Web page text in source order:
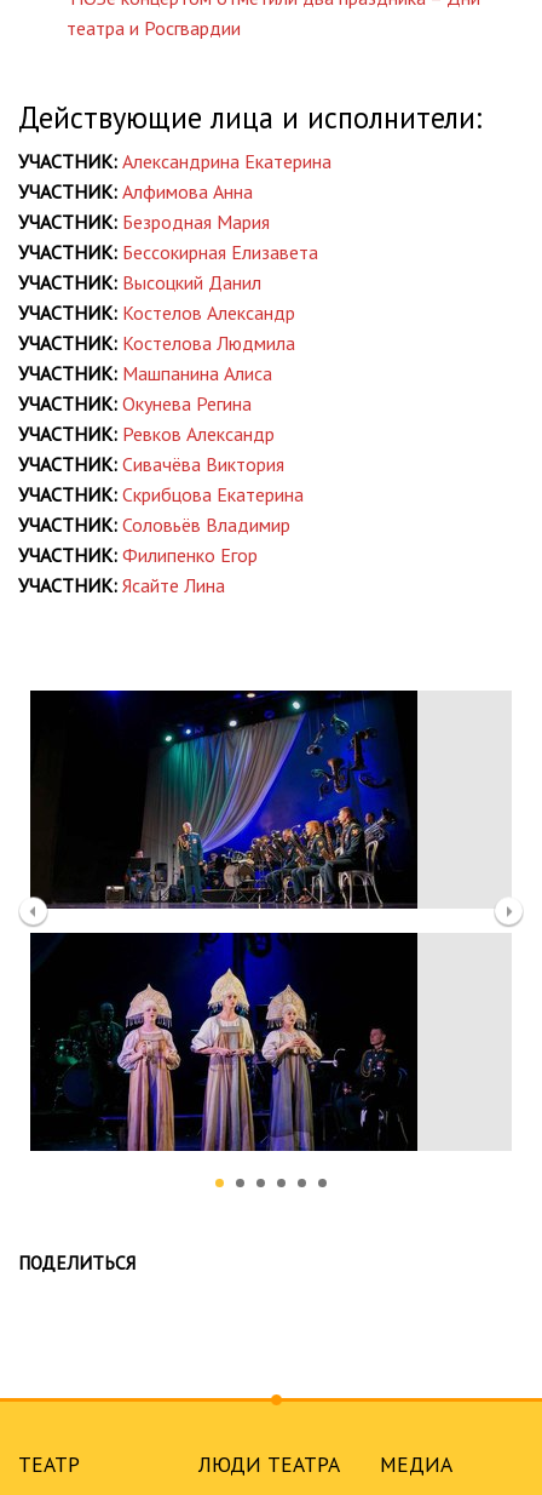
театра и Росгвардии
Действующие лица и исполнители:
УЧАСТНИК: Александрина Екатерина
УЧАСТНИК: Алфимова Анна
УЧАСТНИК: Безродная Мария
УЧАСТНИК: Бессокирная Елизавета
УЧАСТНИК: Высоцкий Данил
УЧАСТНИК: Костелов Александр
УЧАСТНИК: Костелова Людмила
УЧАСТНИК: Машпанина Алиса
УЧАСТНИК: Окунева Регина
УЧАСТНИК: Ревков Александр
УЧАСТНИК: Сивачёва Виктория
УЧАСТНИК: Скрибцова Екатерина
УЧАСТНИК: Соловьёв Владимир
УЧАСТНИК: Филипенко Егор
УЧАСТНИК: Ясайте Лина
ПОДЕЛИТЬСЯ
ТЕАТР ЛЮДИ ТЕАТРА МЕДИА